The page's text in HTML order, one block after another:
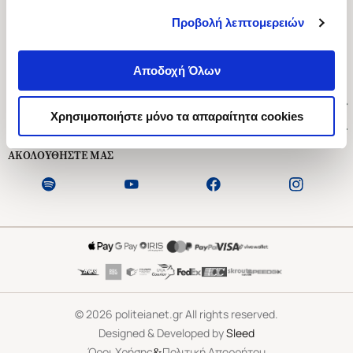
Προβολή λεπτομερειών
Αποδοχή Όλων
Χρησιμοποιήστε μόνο τα απαραίτητα cookies
Ασκληπιού 1-3, Αθήνα 106 79
Δευτέρα - Παρασκευή 09:00-21:00
Εξυπηρέτηση Πελατών
ΑΚΟΛΟΥΘΗΣΤΕ ΜΑΣ
©2026 politeianet.gr All rights reserved.
Designed & Developed bySleed